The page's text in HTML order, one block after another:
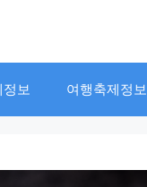
정보 여행축제정보